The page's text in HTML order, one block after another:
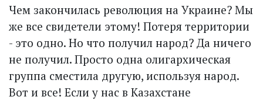
Чем закончилась революция на Украине? Мы
же все свидетели этому! Потеря территории
- это одно. Но что получил народ? Да ничего
не получил. Просто одна олигархическая
группа сместила другую, используя народ.
Вот и все! Если у нас в Казахстане